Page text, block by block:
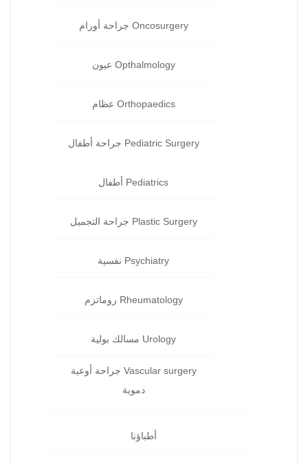
Oncosurgery جراحة‏ أورام
Opthalmology عيون‏
Orthopaedics عظام‏
Pediatric Surgery جراحة‏ أطفال
Pediatrics أطفال
Plastic Surgery جراحة التجميل
Psychiatry نفسية‏
Rheumatology روماتزم‏
Urology مسالك بولية
Vascular surgery جراحة أوعية
دموية
أطباؤنا